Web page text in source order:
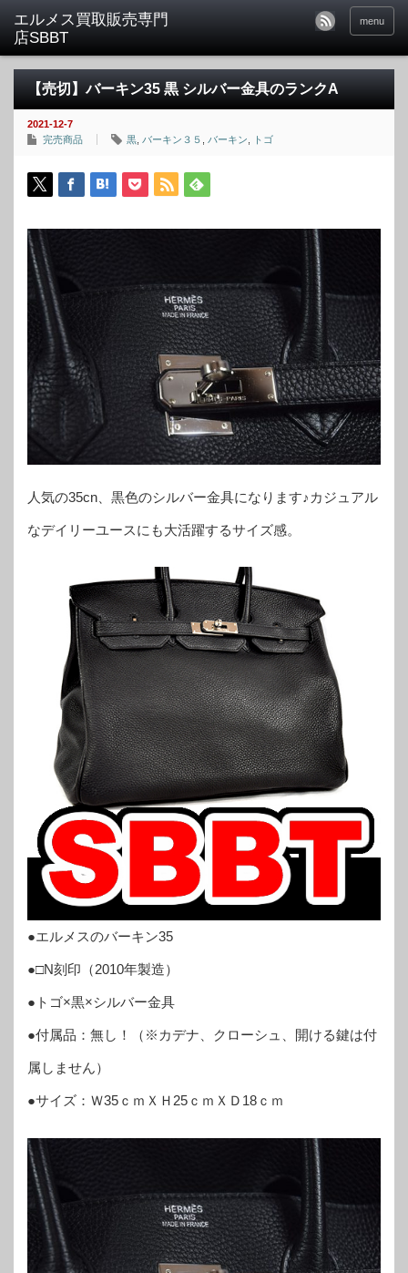
menu
【売切】バーキン35 黒 シルバー金具のランクA
2021-12-7
完売商品
黒 バーキン３５ バーキン トゴ
人気の35cn、黒色のシルバー金具になります♪カジュアル
なデイリーユースにも大活躍するサイズ感。
●エルメスのバーキン35
●□N刻印（2010年製造）
●トゴ×黒×シルバー金具
●付属品：無し！（※カデナ、クローシュ、開ける鍵は付
属しません）
●サイズ：Ｗ35ｃｍＸＨ25ｃｍＸＤ18ｃｍ